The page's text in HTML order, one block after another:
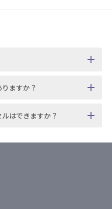
ますか？
はできますか？